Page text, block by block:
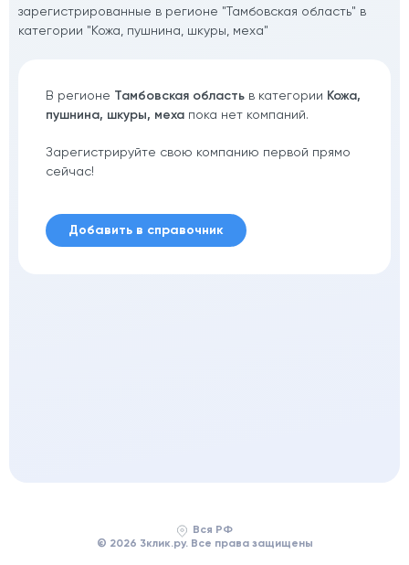
зарегистрированные в регионе "Тамбовская область" в
категории "Кожа, пушнина, шкуры, меха"
В регионе Тамбовская область в категории Кожа,
пушнина, шкуры, меха пока нет компаний.
Зарегистрируйте свою компанию первой прямо
сейчас!
Добавить в справочник
Вся РФ
© 2026 3клик.ру. Все права защищены